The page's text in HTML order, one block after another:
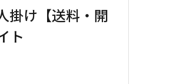
掛け【送料・開
ト